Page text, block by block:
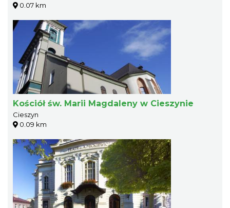
0.07 km
Kościół św. Marii Magdaleny w Cieszynie
Cieszyn
0.09 km